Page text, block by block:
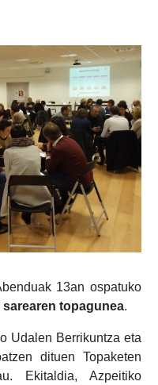
13an ospatuko
sarearen topagunea.
Udalen Berrikuntza eta
dituen Topaketen
Ekitaldia, Azpeitiko